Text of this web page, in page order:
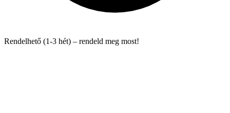
Rendelhető (1-3 hét) – rendeld meg most!